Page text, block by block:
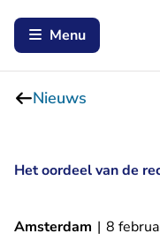
Menu
Nieuws
Het oordeel van de
Amsterdam | 8